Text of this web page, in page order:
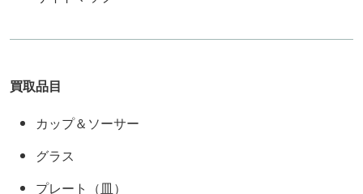
買取品目
カップ＆ソーサー
グラス
プレート（皿）